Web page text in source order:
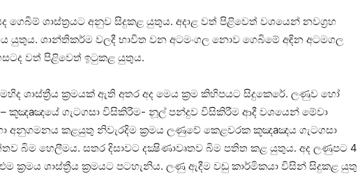
ගෙබිම් ශාස්‌ත්‍රයට අනුව සිදුකළ යුතුය. අදාළ වත් පිළිවෙත් වශයෙන් නවග්‍රහ
යුතුය. ශාන්තිකර්ම වලදී භාවිත වන අටමංගල නොව ගෙබිමේ අඳින අටමගල
වත් පිළිවෙත් ඉටුකළ යුතුය.
ශාස්‌ත්‍රීය ක්‍රමයක්‌ ඇති අතර අද මෙය ක්‍රම කිහිපයට සිදුකෙරේ. ලණුව හෝ
කූඤaඤයේ ගැටගසා විසිකිරීම- නූල් පන්දුව විසිකිරීම ආදී වශයෙන් මේවා
අනුගමනය කළයුතු නිවැරදිම ක්‍රමය ලණුවේ කෙළවරක කූඤaඤය ගැටගසා
බිම හෙලීමය. සතර දිසාවට දක්‍ෂිණාවෘතව බිම පතිත කළ යුතුය. අද ලණුපට 4
ක්‍රමය ශාස්‌ත්‍රීය ක්‍රමයට පටහැනිය. ලණු ඇදීම වඩු කාර්මිකයා විසින් සිදුකළ යුතු